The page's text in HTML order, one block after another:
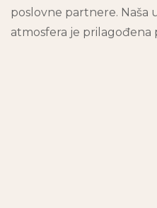
poslovne partnere. Naša
atmosfera je prilagođena